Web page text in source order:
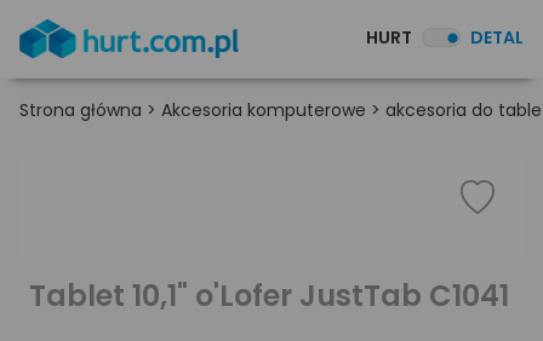
HURT DETAL
Strona główna > Akcesoria komputerowe > akcesoria do
Tablet 10,1" o'Lofer JustTab C1041